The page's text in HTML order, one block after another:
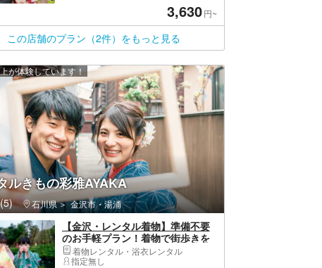
3,630円~
この店舗のプラン（2件）をもっと見る
ルきもの彩雅AYAKA
石川県 金沢市・湯涌
が体験しています！
【金沢・レンタル着物】準備不要
のお手軽プラン！着物で街歩きを
楽しもう！
着物レンタル・浴衣レンタル
指定無し